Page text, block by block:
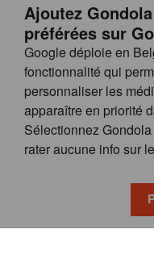
Ajoutez
préférées sur
Google déploie en
fonctionnalité qui
personnaliser les
apparaître en priorité
Sélectionnez
rater aucune info sur
©
wieni